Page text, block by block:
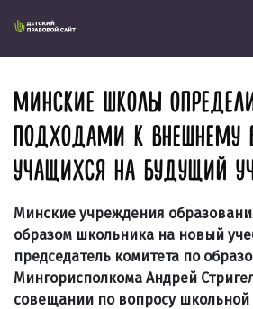
МИНСКИЕ ШКОЛЫ
ПОДХОДАМИ К ВНЕШНЕМУ
УЧАЩИХСЯ НА БУДУЩИЙ
Минские учреждения
образом школьника на новый
председатель комитета по
Мингорисполкома Андрей
совещании по вопросу